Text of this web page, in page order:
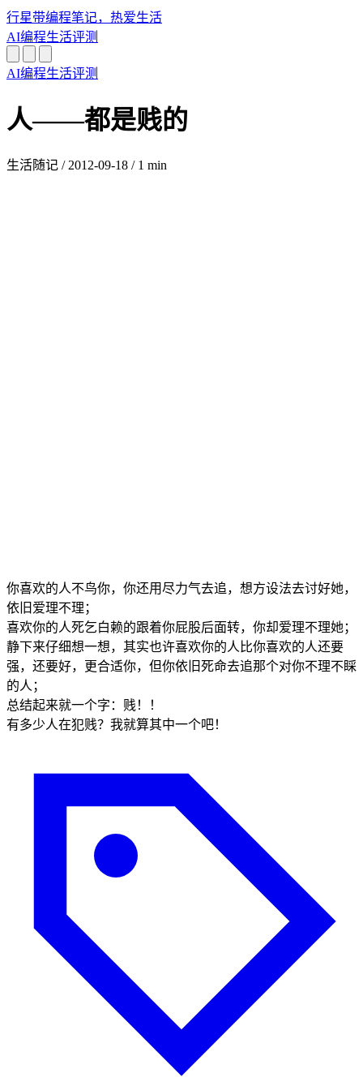
行星带编程笔记，热爱生活
AI编程生活评测
AI编程生活评测
人——都是贱的
生活随记 / 2012-09-18 / 1 min
你喜欢的人不鸟你，你还用尽力气去追，想方设法去讨好她，
依旧爱理不理；
喜欢你的人死乞白赖的跟着你屁股后面转，你却爱理不理她；
静下来仔细想一想，其实也许喜欢你的人比你喜欢的人还要
强，还要好，更合适你，但你依旧死命去追那个对你不理不睬
的人；
总结起来就一个字：贱！！
有多少人在犯贱？我就算其中一个吧！